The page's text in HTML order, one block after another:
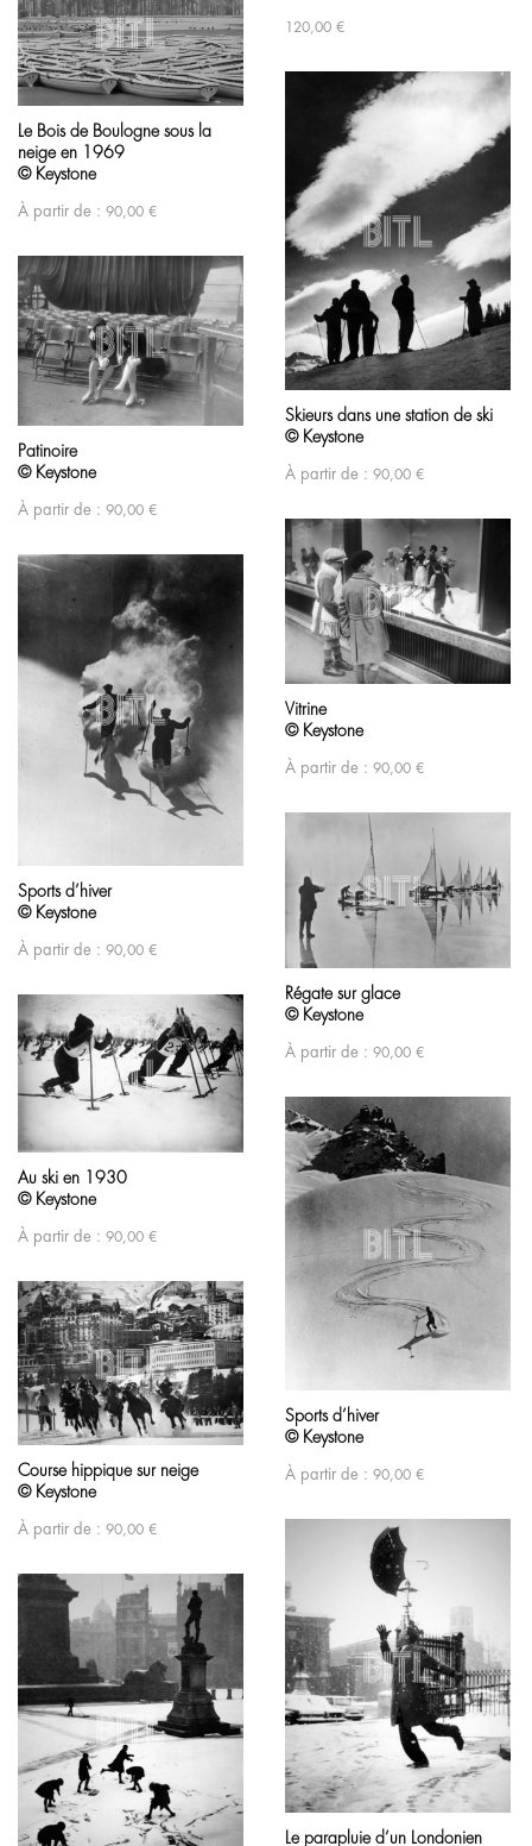
120,00 €
Le Bois de Boulogne sous la
neige en 1969
© Keystone
À partir de : 90,00 €
Skieurs dans une station de ski
© Keystone
À partir de : 90,00 €
Patinoire
© Keystone
À partir de : 90,00 €
Vitrine
© Keystone
À partir de : 90,00 €
Sports d’hiver
© Keystone
À partir de : 90,00 €
Régate sur glace
© Keystone
À partir de : 90,00 €
Au ski en 1930
© Keystone
À partir de : 90,00 €
Sports d’hiver
© Keystone
À partir de : 90,00 €
Course hippique sur neige
© Keystone
À partir de : 90,00 €
Le parapluie d’un Londonien